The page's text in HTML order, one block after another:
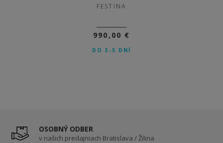
FESTINA
990,00 €
DO 3-5 DNÍ
OSOBNÝ ODBER
v našich predajniach Bratislava / Žilina